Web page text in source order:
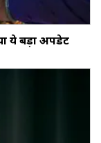
ये बड़ा अपडेट